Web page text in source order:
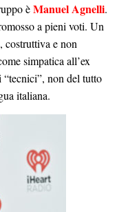
èManuel Agnelli.
a pieni voti. Un
costruttiva e non
simpatica all’ex
“tecnici”, non del tutto
italiana.